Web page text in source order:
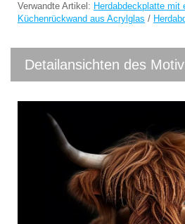
Verwandte Artikel: Herdabdeckplatte mit
Küchenrückwand aus Acrylglas /
Detailansichten des